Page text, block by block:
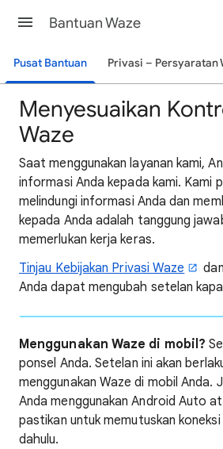
Bantuan Waze
Pusat Bantuan Privasi – Persyaratan
Menyesuaikan
Waze
Saat menggunakan layanan kami,
informasi Anda kepada kami. Kami
melindungi informasi Anda dan
kepada Anda adalah tanggung
memerlukan kerja keras.
Tinjau Kebijakan Privasi Waze
Anda dapat mengubah setelan
Menggunakan Waze di mobil?
ponsel Anda. Setelan ini akan
menggunakan Waze di mobil Anda.
Anda menggunakan Android Auto
pastikan untuk memutuskan
dahulu.